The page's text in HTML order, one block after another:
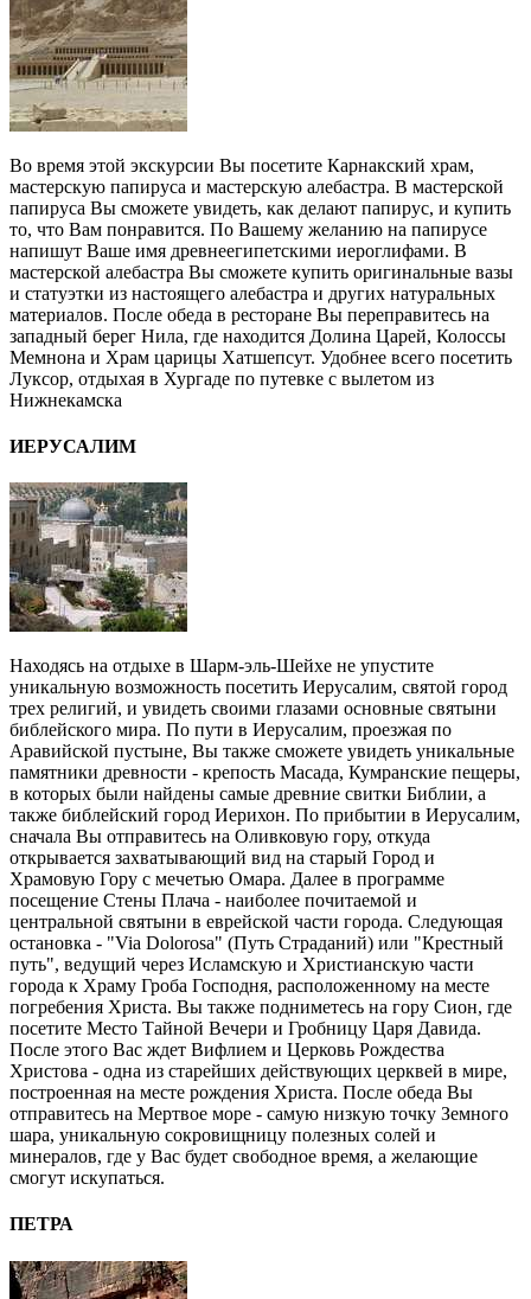
Во время этой экскурсии Вы посетите Карнакский храм,
мастерскую папируса и мастерскую алебастра. В мастерской
папируса Вы сможете увидеть, как делают папирус, и купить
то, что Вам понравится. По Вашему желанию на папирусе
напишут Ваше имя древнеегипетскими иероглифами. В
мастерской алебастра Вы сможете купить оригинальные вазы
и статуэтки из настоящего алебастра и других натуральных
материалов. После обеда в ресторане Вы переправитесь на
западный берег Нила, где находится Долина Царей, Колоссы
Мемнона и Храм царицы Хатшепсут. Удобнее всего посетить
Луксор, отдыхая в Хургаде по путевке с вылетом из
Нижнекамска
ИЕРУСАЛИМ
Находясь на отдыхе в Шарм-эль-Шейхе не упустите
уникальную возможность посетить Иерусалим, святой город
трех религий, и увидеть своими глазами основные святыни
библейского мира. По пути в Иерусалим, проезжая по
Аравийской пустыне, Вы также сможете увидеть уникальные
памятники древности - крепость Масада, Кумранские пещеры,
в которых были найдены самые древние свитки Библии, а
также библейский город Иерихон. По прибытии в Иерусалим,
сначала Вы отправитесь на Оливковую гору, откуда
открывается захватывающий вид на старый Город и
Храмовую Гору с мечетью Омара. Далее в программе
посещение Стены Плача - наиболее почитаемой и
центральной святыни в еврейской части города. Следующая
остановка - "Via Dolorosa" (Путь Страданий) или "Крестный
путь", ведущий через Исламскую и Христианскую части
города к Храму Гроба Господня, расположенному на месте
погребения Христа. Вы также подниметесь на гору Сион, где
посетите Место Тайной Вечери и Гробницу Царя Давида.
После этого Вас ждет Вифлием и Церковь Рождества
Христова - одна из старейших действующих церквей в мире,
построенная на месте рождения Христа. После обеда Вы
отправитесь на Мертвое море - самую низкую точку Земного
шара, уникальную сокровищницу полезных солей и
минералов, где у Вас будет свободное время, а желающие
смогут искупаться.
ПЕТРА